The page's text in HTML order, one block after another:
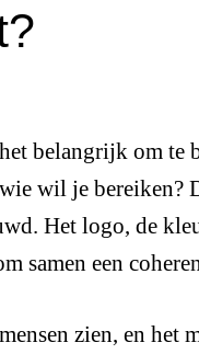
belangrijk om te
wil je bereiken?
Het logo, de
samen een
zien, en het